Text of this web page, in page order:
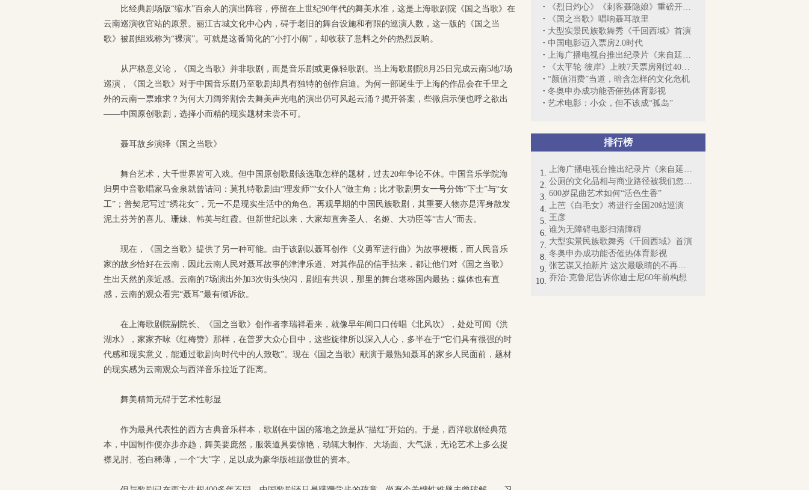
《烈日灼心》《刺客聂隐娘》重磅开启电影...
《国之当歌》唱响聂耳故里
大型实景民族歌舞秀《千回西域》首演
中国电影迈入票房2.0时代
上海广播电视台推出纪录片《来自延安的报...
《太平轮·彼岸》上映7天票房刚过4000万元
“颜值消费”当道，暗含怎样的文化危机
冬奥申办成功能否催热体育影视
艺术电影：小众，但不该成“孤岛”
排行榜
上海广播电视台推出纪录片《来自延安的报...
公厕的文化品相与商业路径被我们忽视了
600岁昆曲艺术如何“活色生香”
上芭《白毛女》将进行全国20站巡演
王彦
谁为无障碍电影扫清障碍
大型实景民族歌舞秀《千回西域》首演
冬奥申办成功能否催热体育影视
张艺谋又拍新片 这次最吸睛的不再是“谋...
乔治·克鲁尼告诉你迪士尼60年前构想
比经典剧场版“缩水”百余人的演出阵容，停留在上世纪90年代的舞美水准，这是上海歌剧院《国之当歌》在
云南巡演收官站的原景。丽江古城文化中心内，碍于老旧的舞台设施和有限的巡演人数，这一版的《国之当
歌》被剧组戏称为“裸演”。可就是这番简化的“小打小闹”，却收获了意料之外的热烈反响。
从严格意义论，《国之当歌》并非歌剧，而是音乐剧或更像轻歌剧。当上海歌剧院8月25日完成云南5地7场
巡演，《国之当歌》对于中国音乐剧乃至歌剧却具有独特的创作启迪。为何一部诞生于上海的作品会在千里之
外的云南一票难求？为何大刀阔斧割舍去舞美声光电的演出仍可风起云涌？揭开答案，些微启示便也呼之欲出
——中国原创歌剧，选择小而精的现实题材未尝不可。
聂耳故乡演绎《国之当歌》
舞台艺术，大千世界皆可入戏。但中国原创歌剧该选取怎样的题材，过去20年争论不休。中国音乐学院海
归男中音歌唱家马金泉就曾诘问：莫扎特歌剧由“理发师”“女仆人”做主角；比才歌剧男女一号分饰“下士”与“女
工”；普契尼写过“绣花女”，无一不是现实生活中的角色。再观早期的中国民族歌剧，其重要人物亦是浑身散发
泥土芬芳的喜儿、珊妹、韩英与红霞。但新世纪以来，大家却直奔圣人、名姬、大功臣等“古人”而去。
现在，《国之当歌》提供了另一种可能。由于该剧以聂耳创作《义勇军进行曲》为故事梗概，而人民音乐
家的故乡恰好在云南，因此云南人民对聂耳故事的津津乐道、对其作品的信手拈来，都让他们对《国之当歌》
生出天然的亲近感。云南的7场演出外加3次街头快闪，剧组有共识，那里的舞台堪称国内最热；媒体也有直
感，云南的观众看完“聂耳”最有倾诉欲。
在上海歌剧院副院长、《国之当歌》创作者李瑞祥看来，就像早年间口口传唱《北风吹》，处处可闻《洪
湖水》，家家齐咏《红梅赞》那样，在普罗大众心目中，这些旋律所以深入人心，多半在于“它们具有很强的时
代感和现实意义，能通过歌剧向时代中的人致敬”。现在《国之当歌》献演于最熟知聂耳的家乡人民面前，题材
的现实感为云南观众与西洋音乐拉近了距离。
舞美精简无碍于艺术性彰显
作为最具代表性的西方古典音乐样本，歌剧在中国的落地之旅是从“描红”开始的。于是，西洋歌剧经典范
本，中国制作便亦步亦趋，舞美要庞然，服装道具要惊艳，动辄大制作、大场面、大气派，无论艺术上多么捉
襟见肘、苍白稀薄，一个“大”字，足以成为豪华版雄踞傲世的资本。